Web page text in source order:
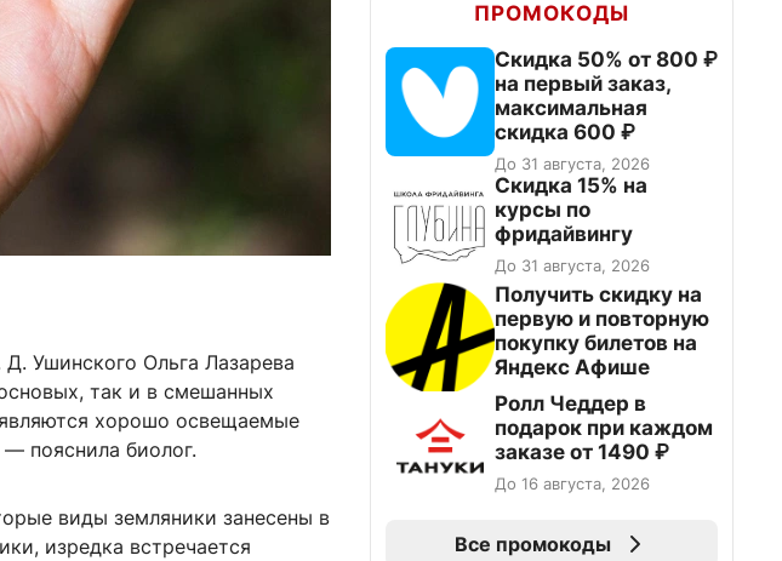
Ушинского Ольга Лазарева
так и в смешанных
хорошо освещаемые
пояснила биолог.
виды земляники занесены в
изредка встречается
ПРОМОКОДЫ
Скидка 50% от 800 ₽
на первый заказ,
максимальная
скидка 600 ₽
До 31 августа, 2026
Скидка 15% на
курсы по
фридайвингу
До 31 августа, 2026
Получить скидку на
первую и повторную
покупку билетов на
Яндекс Афише
Ролл Чеддер в
подарок при каждом
заказе от 1490 ₽
До 16 августа, 2026
Все промокоды